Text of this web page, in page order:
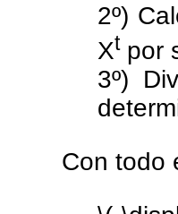
2º)
Xtpor
3º)
Con todo